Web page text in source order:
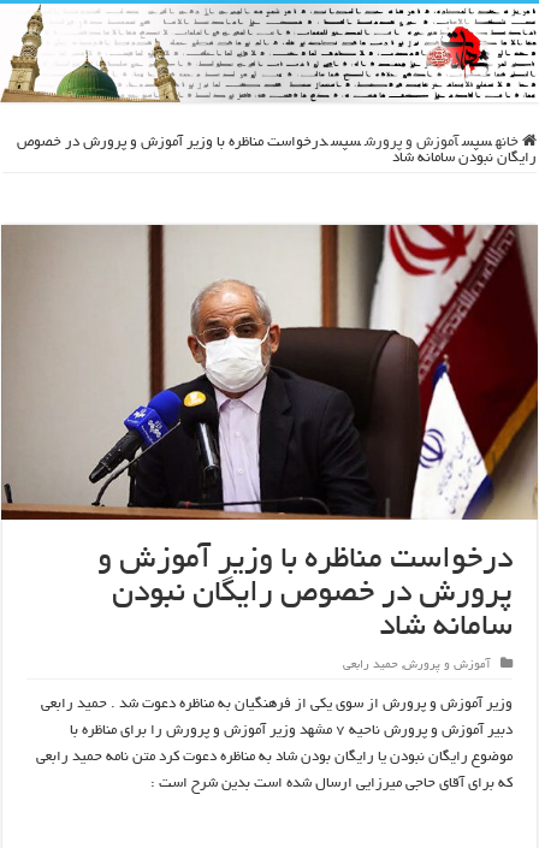
خانه سپس آموزش و پرورش سپس درخواست مناظره با وزیر آموزش و پرورش در خصوص
رایگان نبودن سامانه شاد
درخواست مناظره با وزیر آموزش و
پرورش در خصوص رایگان نبودن
سامانه شاد
آموزش و پرورش,حمید رابعی
وزیر آموزش و پرورش از سوی یکی از فرهنگیان به مناظره دعوت شد . حمید رابعی
دبیر آموزش و پرورش ناحیه ۷ مشهد وزیر آموزش و پرورش را برای مناظره با
موضوع رایگان نبودن یا رایگان بودن شاد به مناظره دعوت کرد متن نامه حمید رابعی
که برای آقای حاجی میرزایی ارسال شده است بدین شرح است :